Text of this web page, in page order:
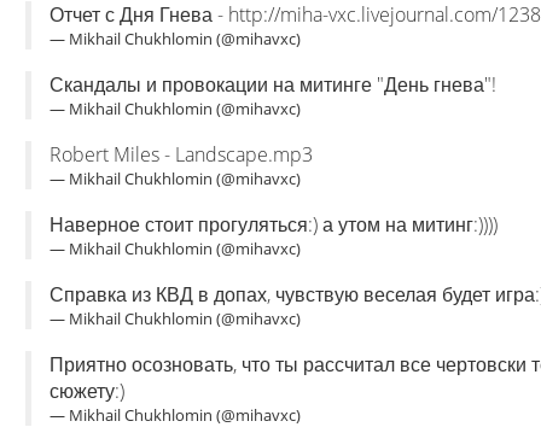
Отчет с Дня Гнева - http://miha-vxc.livejournal.com/
— Mikhail Chukhlomin (@mihavxc)
Скандалы и провокации на митинге "День гнева"!
— Mikhail Chukhlomin (@mihavxc)
Robert Miles - Landscape.mp3
— Mikhail Chukhlomin (@mihavxc)
Наверное стоит прогуляться:) а утом на митинг:))))
— Mikhail Chukhlomin (@mihavxc)
Справка из КВД в допах, чувствую веселая будет
— Mikhail Chukhlomin (@mihavxc)
Приятно осозновать, что ты рассчитал все
сюжету:)
— Mikhail Chukhlomin (@mihavxc)